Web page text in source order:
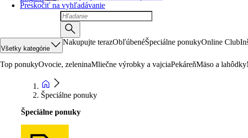
Preskočiť na vyhľadávanie
Všetky kategórie
Nakupujte terazObľúbenéŠpeciálne ponukyOnline Club
Top ponukyOvocie, zeleninaMliečne výrobky a vajciaPekáreňMäso a lahôdky
Špeciálne ponuky
Špeciálne ponuky